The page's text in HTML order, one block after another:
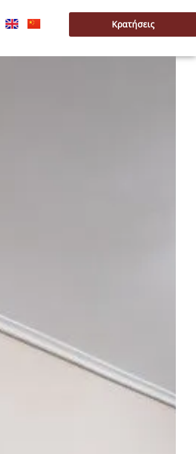
Κρατήσεις